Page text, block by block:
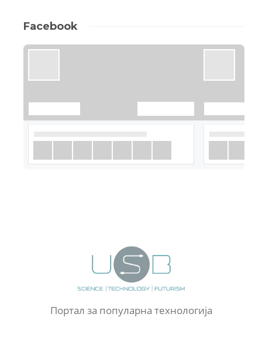
Facebook
Портал за популарна технологија